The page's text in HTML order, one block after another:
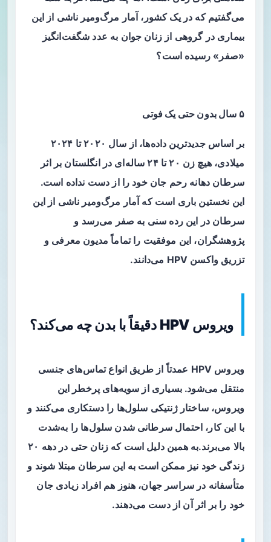
می‌گفتیم که در یک کشور، آمار مرگ‌ومیر ناشی از این
بیماری در گروهی از زنان جوان به عدد شگفت‌انگیز
«صفر» رسیده است؟
۵ سال بدون حتی یک فوتی
بر اساس جدیدترین داده‌ها، از سال ۲۰۲۰ تا ۲۰۲۴
میلادی، هیچ زن ۲۰ تا ۲۴ ساله‌ای در انگلستان بر اثر
سرطان دهانه رحم جان خود را از دست نداده است.
این نخستین باری است که آمار مرگ‌ومیر ناشی از این
سرطان در این رده سنی به صفر می‌رسد و
پژوهشگران، این موفقیت را تماماً مدیون معرفی و
تزریق واکسن HPV می‌دانند.
ویروس HPV دقیقاً با بدن چه می‌کند؟
ویروس HPV عمدتاً از طریق انواع تماس‌های جنسی
منتقل می‌شود. بسیاری از سویه‌های پرخطر این
ویروس، ساختار ژنتیکی سلول‌ها را دستکاری می‌کنند و
با این کار، احتمال سرطانی شدن سلول‌ها را به‌شدت
بالا می‌برند.به همین دلیل است که زنان حتی در دهه ۲۰
زندگی خود نیز ممکن است به این سرطان مبتلا شوند و
متأسفانه در سراسر جهان، هنوز هم افراد زیادی جان
خود را بر اثر آن از دست می‌دهند.